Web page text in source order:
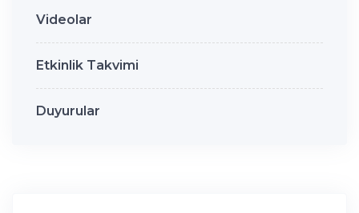
Videolar
Etkinlik Takvimi
Duyurular